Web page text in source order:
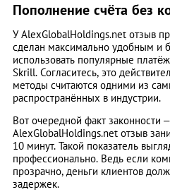
Пополнение счёта без
У AlexGlobalHoldings.net отзыв
сделан максимально удобным и
использовать популярные
Skrill. Согласитесь, это
методы считаются одними из
распространённых в индустрии.
Вот очередной факт законности
AlexGlobalHoldings.net отзыв
10 минут. Такой показатель
профессионально. Ведь если
прозрачно, деньги клиентов
задержек.